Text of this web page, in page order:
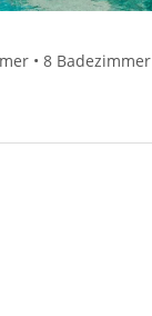
• 8 Badezimmer